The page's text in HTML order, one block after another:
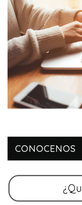
CONOCENOS